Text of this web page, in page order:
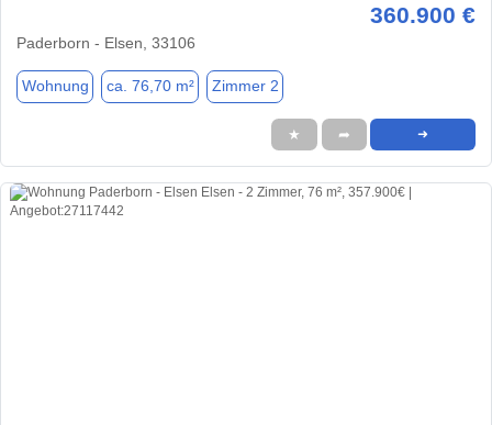
360.900 €
Paderborn - Elsen, 33106
Wohnung ca. 76,70 m² Zimmer 2
★ ➦ ➜